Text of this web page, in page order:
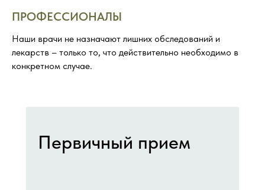
ПРОФЕССИОНАЛЫ
Наши врачи не назначают лишних обследований и
лекарств – только то, что действительно необходимо в
конкретном случае.
Первичный прием